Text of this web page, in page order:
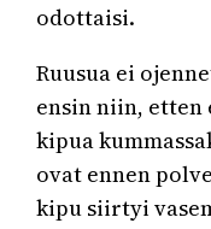
odottaisi.
Ruusua ei
ensin niin, etten
kipua
ovat ennen
kipu siirtyi